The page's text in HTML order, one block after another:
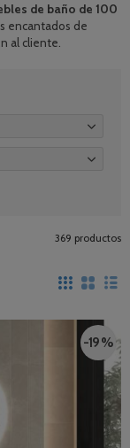
de baño de 100
encantados de
al cliente.
369 productos
-19 %